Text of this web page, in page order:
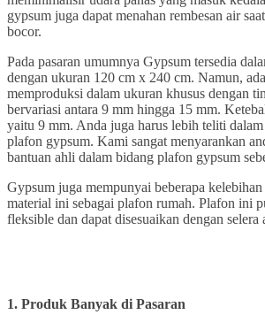
gypsum juga dapat menahan rembesan air
bocor.
Pada pasaran umumnya Gypsum tersedia
dengan ukuran 120 cm x 240 cm. Namun,
memproduksi dalam ukuran khusus dengan
bervariasi antara 9 mm hingga 15 mm.
yaitu 9 mm. Anda juga harus lebih teliti
plafon gypsum. Kami sangat menyarankan
bantuan ahli dalam bidang plafon gypsum
Gypsum juga mempunyai beberapa
material ini sebagai plafon rumah. Plafon ini
fleksible dan dapat disesuaikan dengan selera
1. Produk Banyak di Pasaran